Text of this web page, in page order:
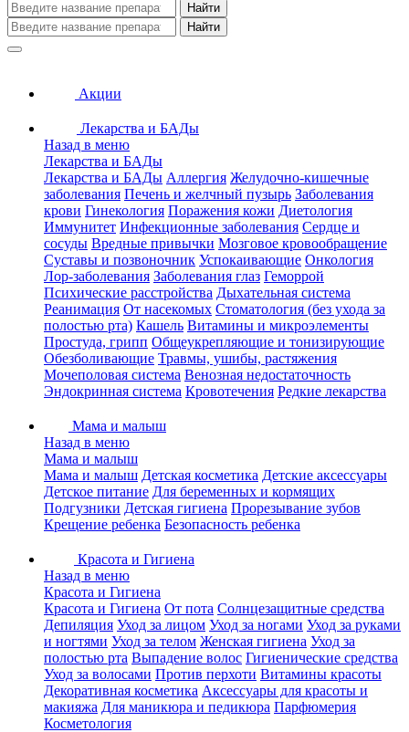
Найти
Найти
Акции
Лекарства и БАДы
Назад в меню
Лекарства и БАДы
Лекарства и БАДы Аллергия Желудочно-кишечные
заболевания Печень и желчный пузырь Заболевания
крови Гинекология Поражения кожи Диетология
Иммунитет Инфекционные заболевания Сердце и
сосуды Вредные привычки Мозговое кровообращение
Суставы и позвоночник Успокаивающие Онкология
Лор-заболевания Заболевания глаз Геморрой
Психические расстройства Дыхательная система
Реанимация От насекомых Стоматология (без ухода за
полостью рта) Кашель Витамины и микроэлементы
Простуда, грипп Общеукрепляющие и тонизирующие
Обезболивающие Травмы, ушибы, растяжения
Мочеполовая система Венозная недостаточность
Эндокринная система Кровотечения Редкие лекарства
Мама и малыш
Назад в меню
Мама и малыш
Мама и малыш Детская косметика Детские аксессуары
Детское питание Для беременных и кормящих
Подгузники Детская гигиена Прорезывание зубов
Крещение ребенка Безопасность ребенка
Красота и Гигиена
Назад в меню
Красота и Гигиена
Красота и Гигиена От пота Солнцезащитные средства
Депиляция Уход за лицом Уход за ногами Уход за руками
и ногтями Уход за телом Женская гигиена Уход за
полостью рта Выпадение волос Гигиенические средства
Уход за волосами Против перхоти Витамины красоты
Декоративная косметика Аксессуары для красоты и
макияжа Для маникюра и педикюра Парфюмерия
Косметология